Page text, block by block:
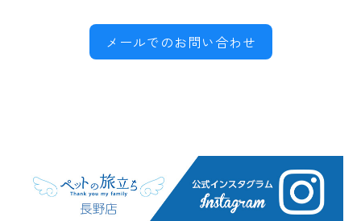
メールでのお問い合わせ